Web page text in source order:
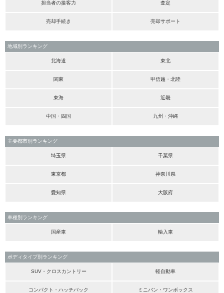
担当者の接客力 査定
売却手続き 売却サポート
地域別ランキング
北海道 東北
関東 甲信越・北陸
東海 近畿
中国・四国 九州・沖縄
主要都市別ランキング
埼玉県 千葉県
東京都 神奈川県
愛知県 大阪府
車種別ランキング
国産車 輸入車
ボディタイプ別ランキング
SUV・クロスカントリー 軽自動車
コンパクト・ハッチバック ミニバン・ワンボックス